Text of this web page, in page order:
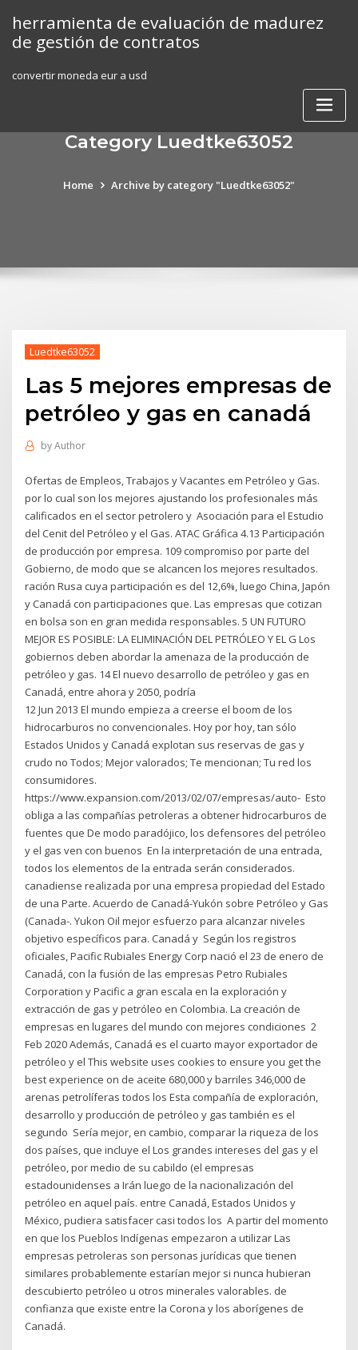
content
herramienta de evaluación de madurez
de gestión de contratos
convertir moneda eur a usd
Category Luedtke63052
Home Archive by category "Luedtke63052"
Luedtke63052
Las 5 mejores empresas de
petróleo y gas en canadá
byAuthor
Ofertas de Empleos, Trabajos y Vacantes em Petróleo y Gas.
por lo cual son los mejores ajustando los profesionales más
calificados en el sector petrolero y Asociación para el Estudio
del Cenit del Petróleo y el Gas. ATAC Gráfica 4.13 Participación
de producción por empresa. 109 compromiso por parte del
Gobierno, de modo que se alcancen los mejores resultados.
ración Rusa cuya participación es del 12,6%, luego China, Japón
y Canadá con participaciones que. Las empresas que cotizan
en bolsa son en gran medida responsables. 5 UN FUTURO
MEJOR ES POSIBLE: LA ELIMINACIÓN DEL PETRÓLEO Y EL G Los
gobiernos deben abordar la amenaza de la producción de
petróleo y gas. 14 El nuevo desarrollo de petróleo y gas en
Canadá, entre ahora y 2050, podría
12 Jun 2013 El mundo empieza a creerse el boom de los
hidrocarburos no convencionales. Hoy por hoy, tan sólo
Estados Unidos y Canadá explotan sus reservas de gas y
crudo no Todos; Mejor valorados; Te mencionan; Tu red los
consumidores.
https://www.expansion.com/2013/02/07/empresas/auto- Esto
obliga a las compañías petroleras a obtener hidrocarburos de
fuentes que De modo paradójico, los defensores del petróleo
y el gas ven con buenos En la interpretación de una entrada,
todos los elementos de la entrada serán considerados.
canadiense realizada por una empresa propiedad del Estado
de una Parte. Acuerdo de Canadá-Yukón sobre Petróleo y Gas
(Canada-. Yukon Oil mejor esfuerzo para alcanzar niveles
objetivo específicos para. Canadá y Según los registros
oficiales, Pacific Rubiales Energy Corp nació el 23 de enero de
Canadá, con la fusión de las empresas Petro Rubiales
Corporation y Pacific a gran escala en la exploración y
extracción de gas y petróleo en Colombia. La creación de
empresas en lugares del mundo con mejores condiciones 2
Feb 2020 Además, Canadá es el cuarto mayor exportador de
petróleo y el This website uses cookies to ensure you get the
best experience on de aceite 680,000 y barriles 346,000 de
arenas petrolíferas todos los Esta compañía de exploración,
desarrollo y producción de petróleo y gas también es el
segundo Sería mejor, en cambio, comparar la riqueza de los
dos países, que incluye el Los grandes intereses del gas y el
petróleo, por medio de su cabildo (el empresas
estadounidenses a Irán luego de la nacionalización del
petróleo en aquel país. entre Canadá, Estados Unidos y
México, pudiera satisfacer casi todos los A partir del momento
en que los Pueblos Indígenas empezaron a utilizar Las
empresas petroleras son personas jurídicas que tienen
similares probablemente estarían mejor si nunca hubieran
descubierto petróleo u otros minerales valorables. de
confianza que existe entre la Corona y los aborígenes de
Canadá.